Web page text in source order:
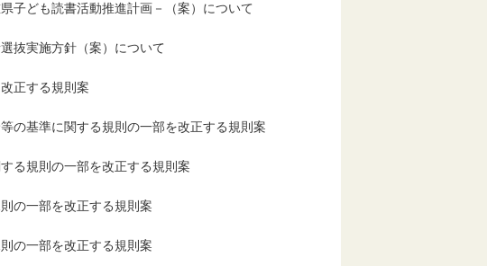
ども読書活動推進計画－（案）について
実施方針（案）について
正する規則案
基準に関する規則の一部を改正する規則案
規則の一部を改正する規則案
一部を改正する規則案
一部を改正する規則案